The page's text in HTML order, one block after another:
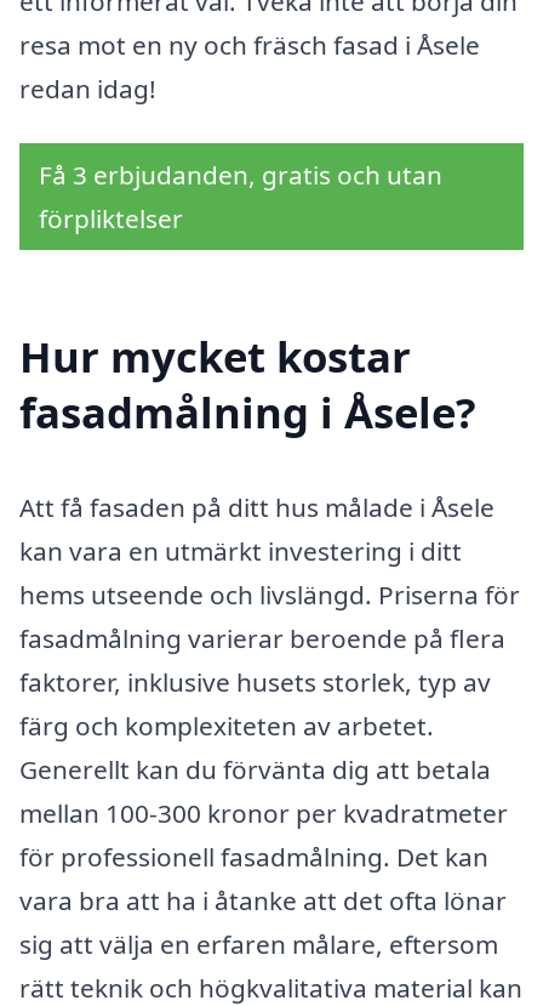
resa mot en ny och fräsch fasad i Åsele
redan idag!
Få 3 erbjudanden, gratis och utan
förpliktelser
Hur mycket kostar
fasadmålning i Åsele?
Att få fasaden på ditt hus målade i Åsele
kan vara en utmärkt investering i ditt
hems utseende och livslängd. Priserna för
fasadmålning varierar beroende på flera
faktorer, inklusive husets storlek, typ av
färg och komplexiteten av arbetet.
Generellt kan du förvänta dig att betala
mellan 100-300 kronor per kvadratmeter
för professionell fasadmålning. Det kan
vara bra att ha i åtanke att det ofta lönar
sig att välja en erfaren målare, eftersom
rätt teknik och högkvalitativa material kan